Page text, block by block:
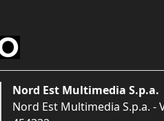
Nord Est Multimedia S.p.a.
Nord Est Multimedia S.p.a. -